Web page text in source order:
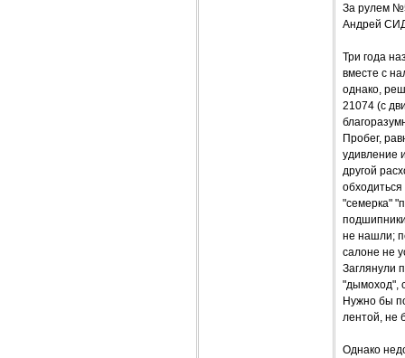
За рулем
Андрей
Три года
вместе с
однако,
21074 (с
Пробег,
удивление
другой
"семерка"
не нашли;
салоне не
Заглянули
"дымоход",
Нужно бы
лентой, не
Однако